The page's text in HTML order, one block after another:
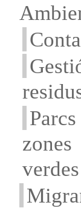
zones
verdes